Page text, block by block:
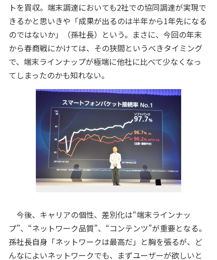
トを買収。端末調達においても2社での協同調達が実現で
きるかと思いきや「成果が出るのは半年から1年先になる
のではないか」（孫社長）という。まさに、今回の年末
から春商戦にかけては、その狭間というべきタイミング
で、端末ラインナップが極端に他社に比べて少なくなっ
てしまったのかも知れない。
今後、キャリアの個性、差別化は“端末ラインナッ
プ”、“ネットワーク品質”、“コンテンツ”が重要となる。
孫社長自身「ネットワークは最高だ」と胸を張るが、ど
んなによいネットワークでも、まずユーザーが欲しいと